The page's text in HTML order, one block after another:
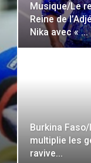
Musique/Le
Reine de
Nika avec « …
Burkina
multiplie les
ravive…